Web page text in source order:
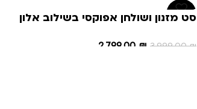
-30%
סט מזנון ושולחן אפוקסי בשילוב אלון
3,999.00₪
2,799.00 ₪